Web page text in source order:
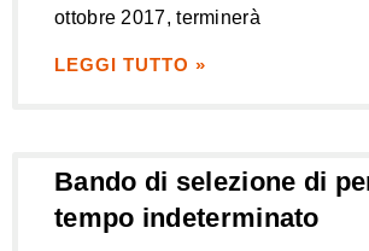
ottobre 2017, terminerà
LEGGI TUTTO »
Bando di selezione di
tempo indeterminato